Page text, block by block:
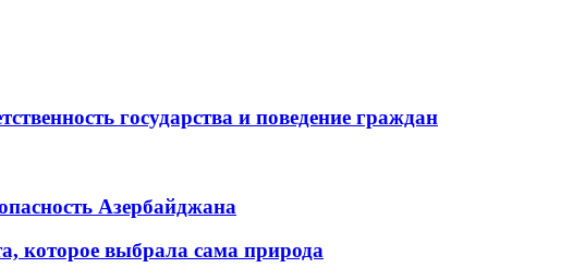
государства и поведение граждан
Азербайджана
которое выбрала сама природа